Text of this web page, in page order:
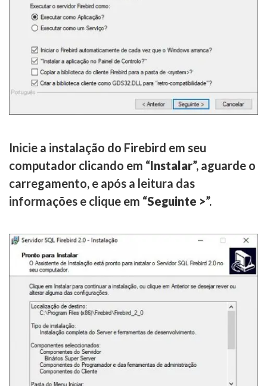
Inicie a instalação do Firebird em seu
computador clicando em “Instalar”, aguarde o
carregamento, e após a leitura das
informações e clique em “Seguinte >”.